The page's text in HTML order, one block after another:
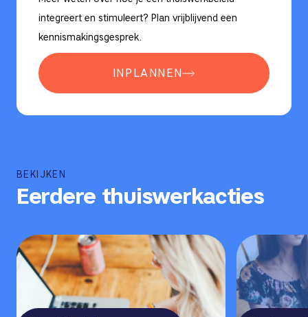
integreert en stimuleert? Plan vrijblijvend een
kennismakingsgesprek.
INPLANNEN
BEKIJKEN
Eerdere thuiswerkacties